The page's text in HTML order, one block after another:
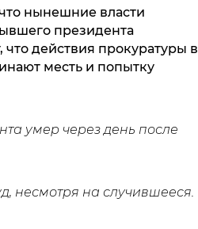
нынешние власти
президента
действия прокуратуры в
месть и попытку
умер через день после
несмотря на случившееся.